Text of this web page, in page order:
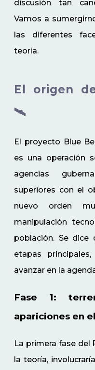
discusión tan
Vamos a
las diferentes
teoría.
El origen
🛰️
El proyecto Blue
es una operación
agencias
superiores con el
nuevo orden
manipulación
población. Se
etapas
avanzar en la
Fase 1:
apariciones en
La primera fase del
la teoría,